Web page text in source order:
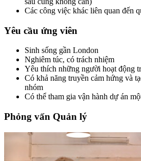
Các công việc khác liên quan đến
Yêu cầu ứng viên
Sinh sống gần London
Nghiêm túc, có trách nhiệm
Yêu thích những người hoạt động
Có khả năng truyền cảm hứng và
nhóm
Có thể tham gia vận hành dự án
Phỏng vấn Quản lý